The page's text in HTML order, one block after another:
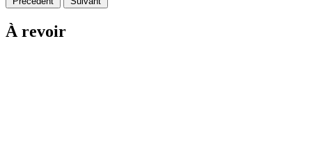
À revoir